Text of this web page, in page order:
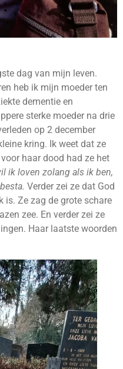
dag van mijn leven.
heb ik mijn moeder ten
dementie en
sterke moeder na drie
op 2 december
kring. Ik weet dat ze
haar dood had ze het
ik loven zolang als ik ben,
Verder zei ze dat God
is. Ze zag de grote schare
zee. En verder zei ze
Haar laatste woorden